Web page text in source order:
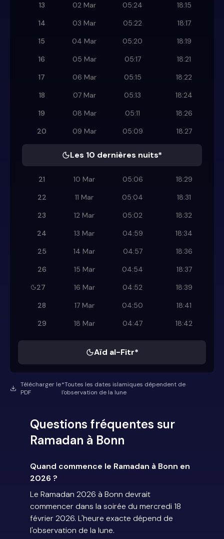
13
02 Mar 05:24
18:15
14
03 Mar 05:22
18:17
15
04 Mar 05:20
18:19
16
05 Mar 05:17
18:21
17
06 Mar 05:15
18:22
18
07 Mar 05:13
18:24
19
08 Mar 05:11
18:26
20
09 Mar 05:09 18:27
Les 10 dernières nuits*
21 10 Mar 05:06
18:29
22
11 Mar 05:04
18:31
23
12 Mar 05:02
18:32
24
13 Mar 04:59
18:34
25
14 Mar 04:57
18:36
26
15 Mar 04:54
18:37
27
16 Mar 04:52
18:39
28
17 Mar 04:50
18:41
29
18 Mar 04:47 18:42
Aïd al-Fitr*
Télécharger le
PDF
*Toutes les dates islamiques dépendent de
l'observation de la lune
Questions fréquentes sur
Ramadan à Bonn
Quand commence le Ramadan à Bonn en
2026 ?
Le Ramadan 2026 à Bonn devrait
commencer dans la soirée du mercredi 18
février 2026. L'heure exacte dépend de
l'observation de la lune.